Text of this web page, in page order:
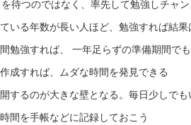
待つのではなく、 率先して勉強しチャ
いる年数が長い人ほど、勉強すれば結果
勉強すれば、 一年足らずの準備期間で
成すれば、ムダな時間を発見できる
するのが大きな壁となる。 毎日少しでも
間を手帳などに記録しておこう